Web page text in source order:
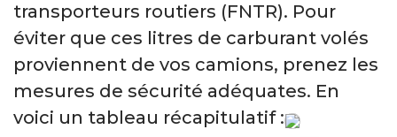
transporteurs routiers (FNTR). Pour
éviter que ces litres de carburant volés
proviennent de vos camions, prenez les
mesures de sécurité adéquates. En
voici un tableau récapitulatif :